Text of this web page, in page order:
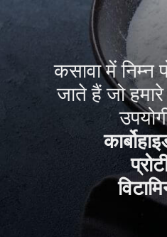
कसावा में निम्न
जाते हैं जो